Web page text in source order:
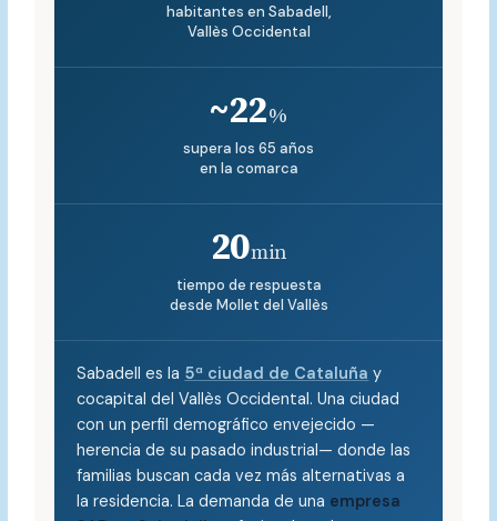
habitantes en Sabadell,
Vallès Occidental
~22%
supera los 65 años
en la comarca
20min
tiempo de respuesta
desde Mollet del Vallès
Sabadell es la 5ª ciudad de Cataluña y
cocapital del Vallès Occidental. Una ciudad
con un perfil demográfico envejecido —
herencia de su pasado industrial— donde las
familias buscan cada vez más alternativas a
la residencia. La demanda de una empresa